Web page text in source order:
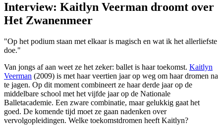
Interview: Kaitlyn Veerman droomt over
Het Zwanenmeer
"Op het podium staan met elkaar is magisch en wat ik het allerliefste
doe."
Van jongs af aan weet ze het zeker: ballet is haar toekomst. Kaitlyn
Veerman (2009) is met haar veertien jaar op weg om haar dromen na
te jagen. Op dit moment combineert ze haar derde jaar op de
middelbare school met het vijfde jaar op de Nationale
Balletacademie. Een zware combinatie, maar gelukkig gaat het
goed. De komende tijd moet ze gaan nadenken over
vervolgopleidingen. Welke toekomstdromen heeft Kaitlyn?